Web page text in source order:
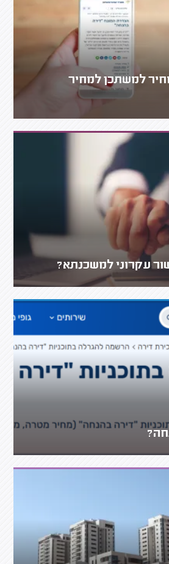
למשתכן למחיר
עקרוני למשכנתא?